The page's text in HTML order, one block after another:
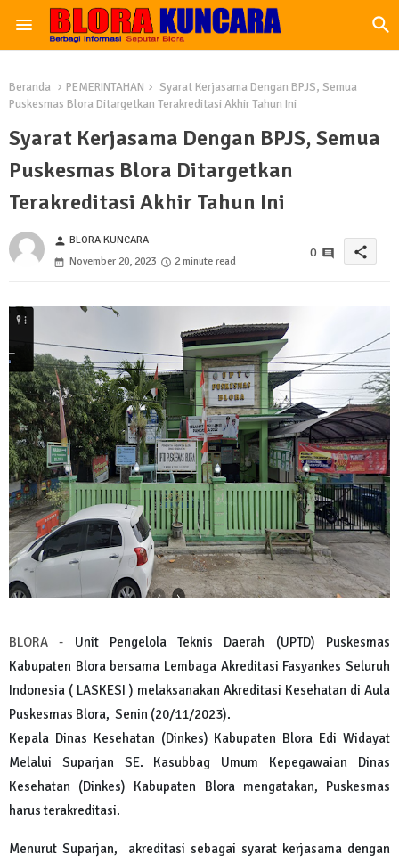
Beranda PEMERINTAHAN
Syarat Kerjasama Dengan BPJS, Semua
Puskesmas Blora Ditargetkan Terakreditasi Akhir Tahun Ini
Syarat Kerjasama Dengan BPJS, Semua
Puskesmas Blora Ditargetkan
Terakreditasi Akhir Tahun Ini
person BLORA KUNCARA
November 20, 2023
2 minute read
0 share
BLORA - Unit Pengelola Teknis Daerah (UPTD) Puskesmas
Kabupaten Blora bersama Lembaga Akreditasi Fasyankes Seluruh
Indonesia ( LASKESI ) melaksanakan Akreditasi Kesehatan di Aula
Puskesmas Blora, Senin (20/11/2023).
Kepala Dinas Kesehatan (Dinkes) Kabupaten Blora Edi Widayat
Melalui Suparjan SE. Kasubbag Umum Kepegawaian Dinas
Kesehatan (Dinkes) Kabupaten Blora mengatakan, Puskesmas
harus terakreditasi.
Menurut Suparjan, akreditasi sebagai syarat kerjasama dengan